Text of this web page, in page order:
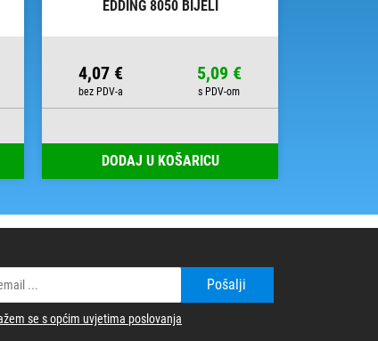
EDDING 8050 BIJELI
4,07 € 5,09 €
DODAJ U KOŠARICU
Pošalji
se s općim uvjetima poslovanja